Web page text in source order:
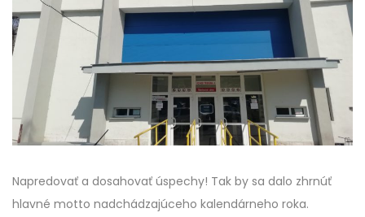
Napredovať a dosahovať úspechy! Tak by sa dalo zhrnúť
hlavné motto nadchádzajúceho kalendárneho roka.